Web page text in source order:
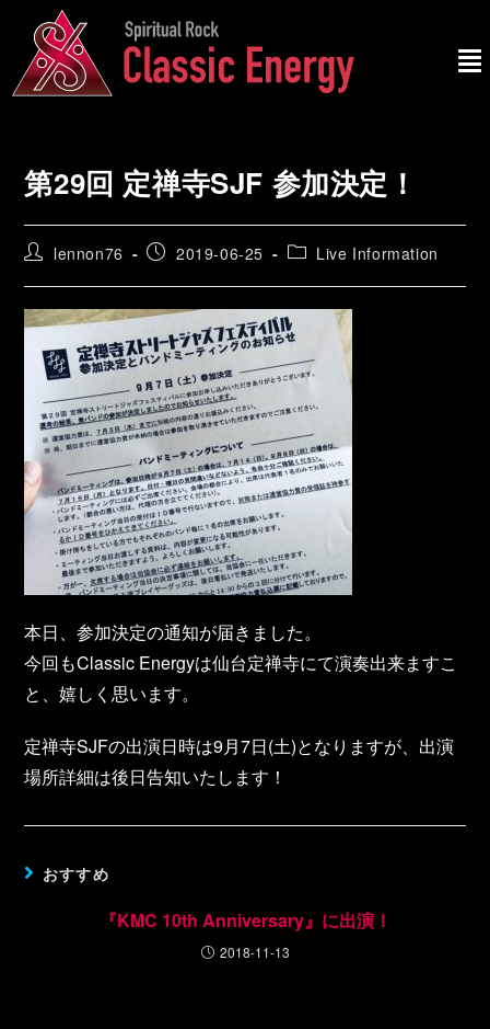
第29回 定禅寺SJF 参加決定！
lennon76 2019-06-25 Live Information
本日、参加決定の通知が届きました。
今回もClassic Energyは仙台定禅寺にて演奏出来ますこ
と、嬉しく思います。
定禅寺SJFの出演日時は9月7日(土)となりますが、出演
場所詳細は後日告知いたします！
おすすめ
『KMC 10th Anniversary』に出演！
2018-11-13